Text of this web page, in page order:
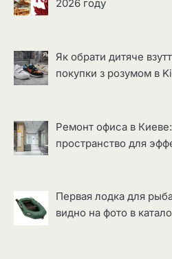
2026 году
Як обрати дитяче
покупки з розумом в
Ремонт офиса в
пространство для
Первая лодка для
видно на фото в